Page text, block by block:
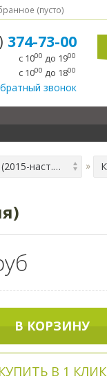
(пусто)
374-73-00
с 1000 до 1900
с 1000 до 1800
звонок
1 (2015-наст.время)
В КОРЗИНУ
КУПИТЬ В 1 КЛИК